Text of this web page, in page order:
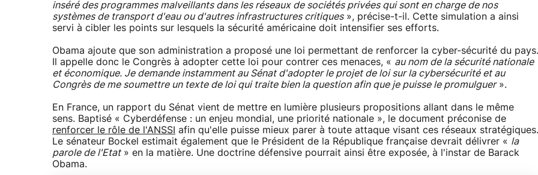
inséré des programmes malveillants dans les réseaux de sociétés privées qui sont en charge de nos
systèmes de transport d'eau ou d'autres infrastructures critiques», précise-t-il. Cette simulation a ainsi
servi à cibler les points sur lesquels la sécurité américaine doit intensifier ses efforts.
Obama ajoute que son administration a proposé une loi permettant de renforcer la cyber-sécurité du pays.
Il appelle donc le Congrès à adopter cette loi pour contrer ces menaces, « au nom de la sécurité nationale
et économique. Je demande instamment au Sénat d'adopter le projet de loi sur la cybersécurité et au
Congrès de me soumettre un texte de loi qui traite bien la question afin que je puisse le promulguer».
En France, un rapport du Sénat vient de mettre en lumière plusieurs propositions allant dans le même
sens. Baptisé « Cyberdéfense : un enjeu mondial, une priorité nationale », le document préconise de
renforcer le rôle de l'ANSSI afin qu'elle puisse mieux parer à toute attaque visant ces réseaux stratégiques.
Le sénateur Bockel estimait également que le Président de la République française devrait délivrer « la
parole de l'Etat» en la matière. Une doctrine défensive pourrait ainsi être exposée, à l'instar de Barack
Obama.